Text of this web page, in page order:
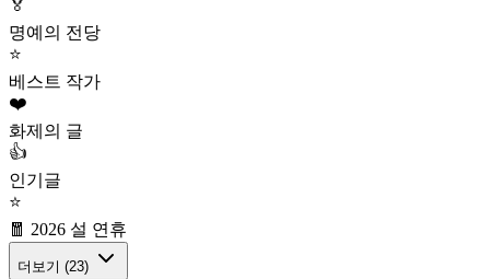
🏅
명예의 전당
⭐
베스트 작가
❤️
화제의 글
👍
인기글
⭐
🧧 2026 설 연휴
더보기 (23)